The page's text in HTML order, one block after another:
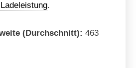
Ladeleistung.
(Durchschnitt): 463